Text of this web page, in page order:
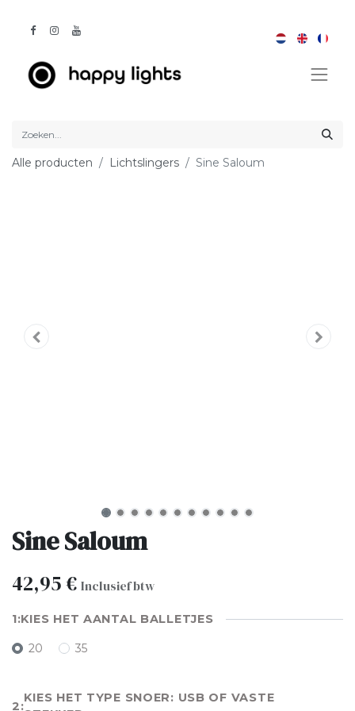
Alle producten Lichtslingers Sine Saloum
Sine Saloum
42,95€ Inclusief btw
KIES HET AANTAL BALLETJES
20 35
KIES HET TYPE SNOER: USB OF VASTE